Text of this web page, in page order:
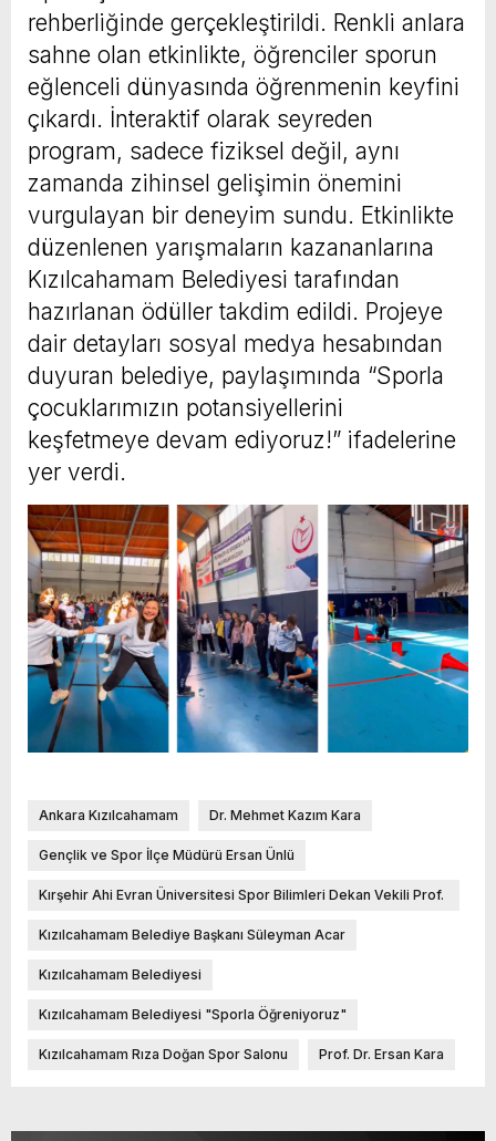
rehberliğinde gerçekleştirildi. Renkli anlara
sahne olan etkinlikte, öğrenciler sporun
eğlenceli dünyasında öğrenmenin keyfini
çıkardı. İnteraktif olarak seyreden
program, sadece fiziksel değil, aynı
zamanda zihinsel gelişimin önemini
vurgulayan bir deneyim sundu. Etkinlikte
düzenlenen yarışmaların kazananlarına
Kızılcahamam Belediyesi tarafından
hazırlanan ödüller takdim edildi. Projeye
dair detayları sosyal medya hesabından
duyuran belediye, paylaşımında “Sporla
çocuklarımızın potansiyellerini
keşfetmeye devam ediyoruz!” ifadelerine
yer verdi.
Ankara Kızılcahamam Dr. Mehmet Kazım Kara
Gençlik ve Spor İlçe Müdürü Ersan Ünlü
Kırşehir Ahi Evran Üniversitesi Spor Bilimleri Dekan Vekili Prof.
Dr. Ersan Kara
Kızılcahamam Belediye Başkanı Süleyman Acar
Kızılcahamam Belediyesi
Kızılcahamam Belediyesi "Sporla Öğreniyoruz"
Kızılcahamam Rıza Doğan Spor Salonu Prof. Dr. Ersan Kara